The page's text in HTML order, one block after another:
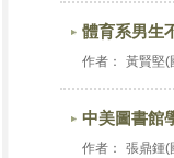
體育系男生
作者： 黃賢堅(
中美圖書館
作者： 張鼎鍾(